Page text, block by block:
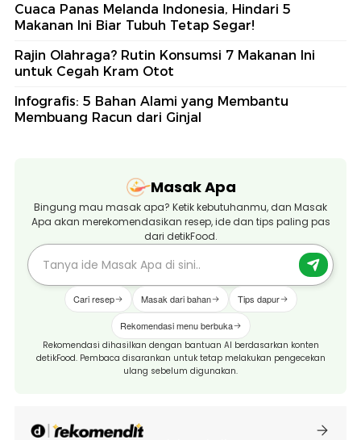
Cuaca Panas Melanda Indonesia, Hindari 5
Makanan Ini Biar Tubuh Tetap Segar!
Rajin Olahraga? Rutin Konsumsi 7 Makanan Ini
untuk Cegah Kram Otot
Infografis: 5 Bahan Alami yang Membantu
Membuang Racun dari Ginjal
Masak Apa
Bingung mau masak apa? Ketik kebutuhanmu, dan Masak
Apa akan merekomendasikan resep, ide dan tips paling pas
dari detikFood.
Cari resep Masak dari bahan Tips dapur
Rekomendasi menu berbuka
Rekomendasi dihasilkan dengan bantuan AI berdasarkan konten
detikFood. Pembaca disarankan untuk tetap melakukan pengecekan
ulang sebelum digunakan.